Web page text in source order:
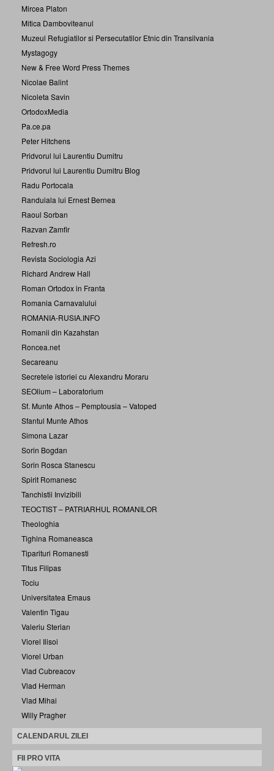
Mircea Platon
Mitica Damboviteanul
Muzeul Refugiatilor si Persecutatilor Etnic din Transilvania
Mystagogy
New & Free Word Press Themes
Nicolae Balint
Nicoleta Savin
OrtodoxMedia
Pa.ce.pa
Peter Hitchens
Pridvorul lui Laurentiu Dumitru
Pridvorul lui Laurentiu Dumitru Blog
Radu Portocala
Randuiala lui Ernest Bernea
Raoul Sorban
Razvan Zamfir
Refresh.ro
Revista Sociologia Azi
Richard Andrew Hall
Roman Ortodox in Franta
Romania Carnavalului
ROMANIA-RUSIA.INFO
Romanii din Kazahstan
Roncea.net
Secareanu
Secretele istoriei cu Alexandru Moraru
SEOlium – Laboratorium
Sf. Munte Athos – Pemptousia – Vatoped
Sfantul Munte Athos
Simona Lazar
Sorin Bogdan
Sorin Rosca Stanescu
Spirit Romanesc
Tanchistii Invizibili
TEOCTIST – PATRIARHUL ROMANILOR
Theologhia
Tighina Romaneasca
Tiparituri Romanesti
Titus Filipas
Tociu
Universitatea Emaus
Valentin Tigau
Valeriu Sterian
Viorel Ilisoi
Viorel Urban
Vlad Cubreacov
Vlad Herman
Vlad Mihai
Willy Pragher
CALENDARUL ZILEI
FII PRO VITA